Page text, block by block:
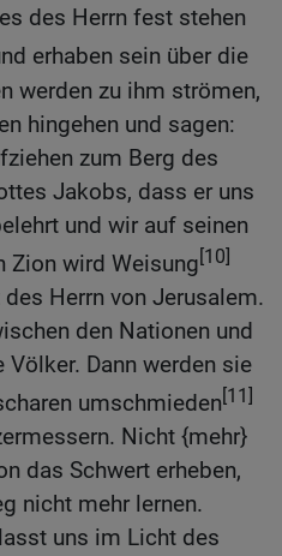
des Herrn fest stehen
erhaben sein über die
werden zu ihm strömen,
hingehen und sagen:
zum Berg des
Jakobs, dass er uns
und wir auf seinen
Zion wird Weisung[10]
Herrn von Jerusalem.
den Nationen und
Dann werden sie
umschmieden[11]
Nicht {mehr}
das Schwert erheben,
nicht mehr lernen.
uns im Licht des